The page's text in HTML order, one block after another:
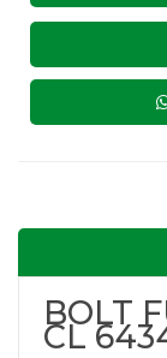
BOLT
CL